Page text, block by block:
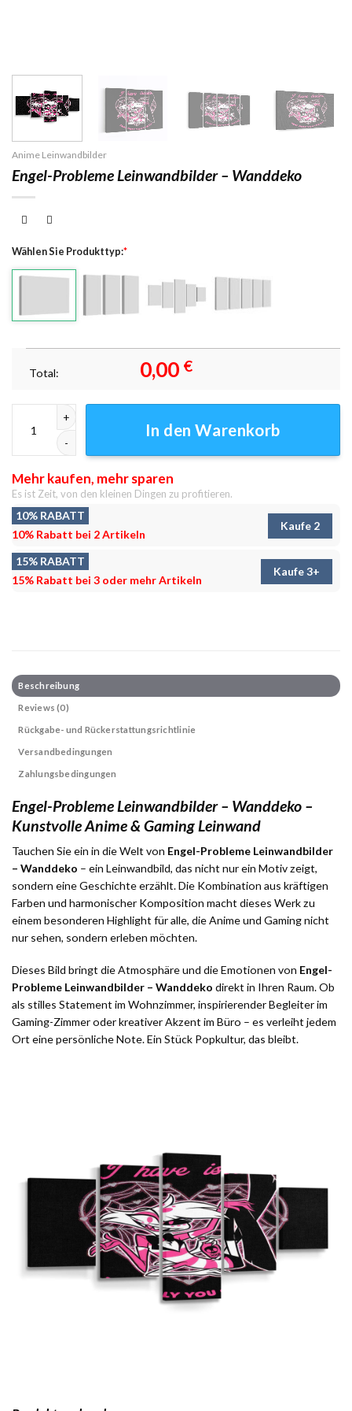
Anime Leinwandbilder
Engel-Probleme Leinwandbilder – Wanddeko
Wählen Sie Produkttyp:*
Total: 0,00 €
In den Warenkorb
Mehr kaufen, mehr sparen
Es ist Zeit, von den kleinen Dingen zu profitieren.
10% RABATT
10% Rabatt bei 2 Artikeln
Kaufe 2
15% RABATT
15% Rabatt bei 3 oder mehr Artikeln
Kaufe 3+
Beschreibung
Reviews (0)
Rückgabe- und Rückerstattungsrichtlinie
Versandbedingungen
Zahlungsbedingungen
Engel-Probleme Leinwandbilder – Wanddeko –
Kunstvolle Anime & Gaming Leinwand
Tauchen Sie ein in die Welt von Engel-Probleme Leinwandbilder
– Wanddeko – ein Leinwandbild, das nicht nur ein Motiv zeigt,
sondern eine Geschichte erzählt. Die Kombination aus kräftigen
Farben und harmonischer Komposition macht dieses Werk zu
einem besonderen Highlight für alle, die Anime und Gaming nicht
nur sehen, sondern erleben möchten.
Dieses Bild bringt die Atmosphäre und die Emotionen von Engel-
Probleme Leinwandbilder – Wanddeko direkt in Ihren Raum. Ob
als stilles Statement im Wohnzimmer, inspirierender Begleiter im
Gaming-Zimmer oder kreativer Akzent im Büro – es verleiht jedem
Ort eine persönliche Note. Ein Stück Popkultur, das bleibt.